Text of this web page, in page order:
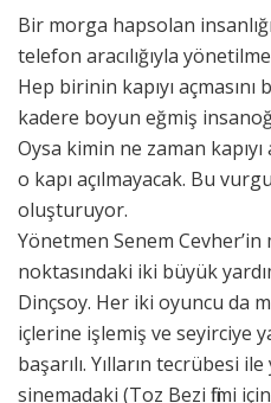
Bir morga hapsolan
telefon aracılığıyla
Hep birinin kapıyı
kadere boyun eğmiş
Oysa kimin ne zaman
o kapı açılmayacak. Bu
oluşturuyor.
Yönetmen Senem Cevher’in
noktasındaki iki büyük
Dinçsoy. Her iki oyuncu da
içlerine işlemiş ve seyirciye
başarılı. Yılların tecrübesi
sinemadaki (Toz Bezi filmi